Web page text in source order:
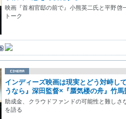
映画『首相官邸の前で』小熊英二氏と平野啓
トーク
インディーズ映画は現実とどう対峙し
うなら』深田監督×『蜃気楼の舟』竹馬
助成金、クラウドファンドの可能性と難しさ
を語る